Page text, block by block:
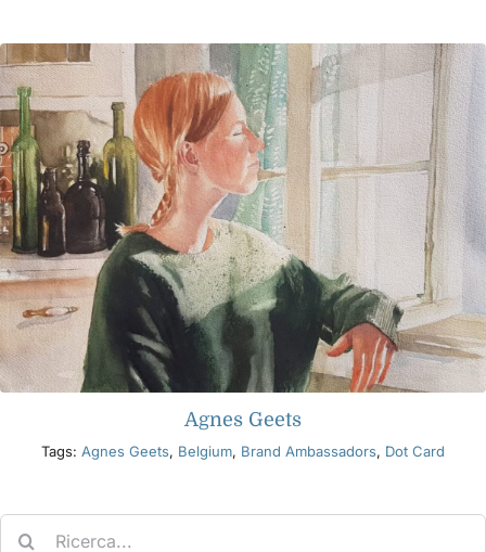
Agnes Geets
Tags: Agnes Geets, Belgium, Brand Ambassadors, Dot Card